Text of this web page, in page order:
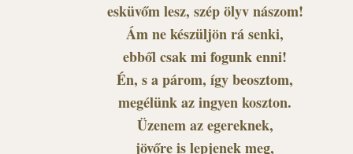
esküvőm lesz, szép ölyv nászom!
Ám ne készüljön rá senki,
ebből csak mi fogunk enni!
Én, s a párom, így beosztom,
megélünk az ingyen koszton.
Üzenem az egereknek,
jövőre is lepjenek meg,